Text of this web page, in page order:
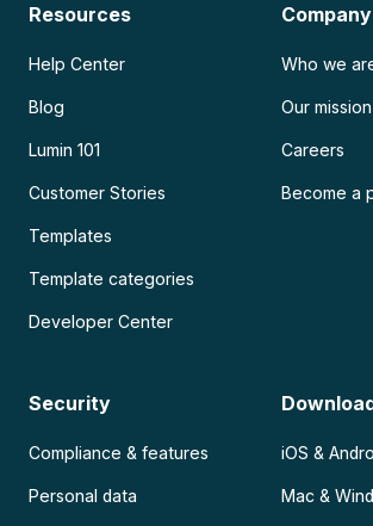
Resources
Help Center
Blog
Lumin 101
Customer Stories
Templates
Template categories
Developer Center
Company
Who we
Our mission
Careers
Become a
Security
Compliance & features
Personal data
iOS &
Mac &